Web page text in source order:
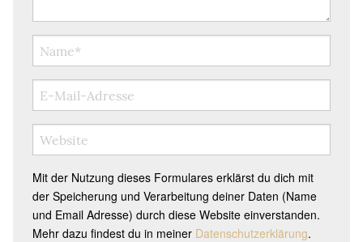
Mit der Nutzung dieses Formulares erklärst du dich mit
der Speicherung und Verarbeitung deiner Daten (Name
und Email Adresse) durch diese Website einverstanden.
Mehr dazu findest du in meiner Datenschutzerklärung.